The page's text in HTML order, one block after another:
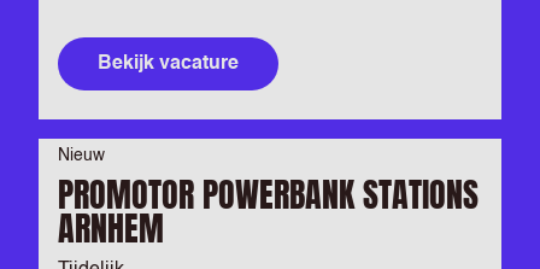
Bekijk vacature
Nieuw
PROMOTOR POWERBANK STATIONS
ARNHEM